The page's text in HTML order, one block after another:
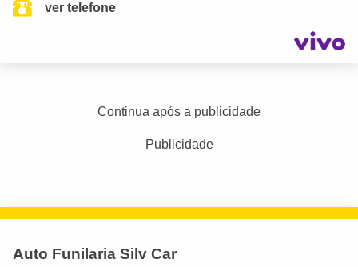
ver telefone
Continua após a publicidade
Publicidade
Auto Funilaria Silv Car